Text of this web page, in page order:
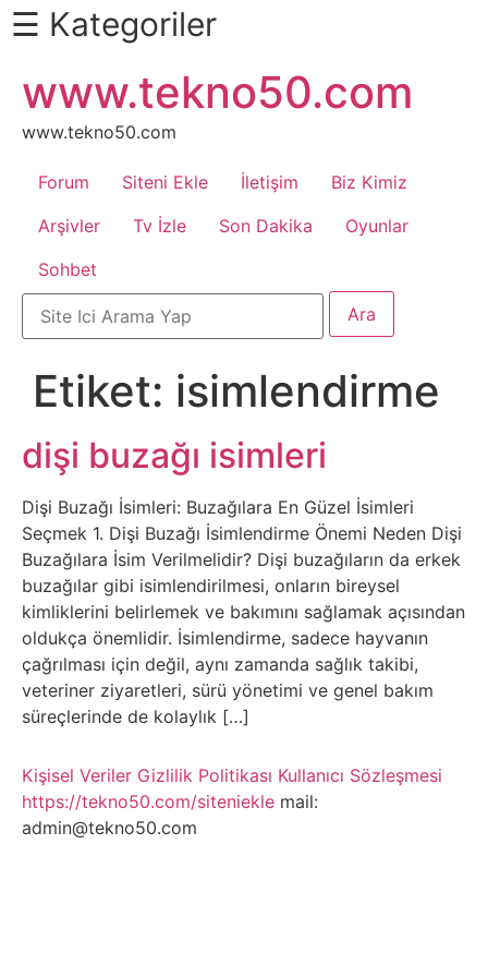
Daha
Fazlası
İçin
Kaydır
Android
Apk
Arabalar
Bankacılık
İşlemleri
Belgesel
Bilgi
Bilgisayar
Bilim
Bitcoin
Bitkiler
Çizgi
☰ Kategoriler
atla
www.tekno50.com
www.tekno50.com
Forum Siteni Ekle İletişim
Biz Kimiz
Arşivler
Tv İzle Son Dakika
Oyunlar
Sohbet
Etiket: isimlendirme
dişi buzağı isimleri
Dişi Buzağı İsimleri: Buzağılara En Güzel İsimleri
Seçmek 1. Dişi Buzağı İsimlendirme Önemi Neden Dişi
Buzağılara İsim Verilmelidir? Dişi buzağıların da erkek
buzağılar gibi isimlendirilmesi, onların bireysel
kimliklerini belirlemek ve bakımını sağlamak açısından
oldukça önemlidir. İsimlendirme, sadece hayvanın
çağrılması için değil, aynı zamanda sağlık takibi,
veteriner ziyaretleri, sürü yönetimi ve genel bakım
süreçlerinde de kolaylık […]
Kişisel Veriler Gizlilik Politikası Kullanıcı Sözleşmesi
https://tekno50.com/siteniekle mail:
admin@tekno50.com